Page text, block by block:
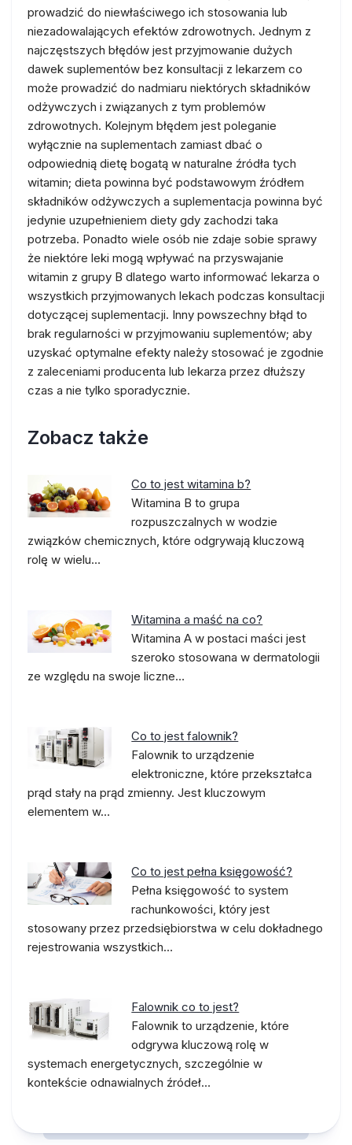
prowadzić do niewłaściwego ich stosowania lub
niezadowalających efektów zdrowotnych. Jednym z
najczęstszych błędów jest przyjmowanie dużych
dawek suplementów bez konsultacji z lekarzem co
może prowadzić do nadmiaru niektórych składników
odżywczych i związanych z tym problemów
zdrowotnych. Kolejnym błędem jest poleganie
wyłącznie na suplementach zamiast dbać o
odpowiednią dietę bogatą w naturalne źródła tych
witamin; dieta powinna być podstawowym źródłem
składników odżywczych a suplementacja powinna być
jedynie uzupełnieniem diety gdy zachodzi taka
potrzeba. Ponadto wiele osób nie zdaje sobie sprawy
że niektóre leki mogą wpływać na przyswajanie
witamin z grupy B dlatego warto informować lekarza o
wszystkich przyjmowanych lekach podczas konsultacji
dotyczącej suplementacji. Inny powszechny błąd to
brak regularności w przyjmowaniu suplementów; aby
uzyskać optymalne efekty należy stosować je zgodnie
z zaleceniami producenta lub lekarza przez dłuższy
czas a nie tylko sporadycznie.
Zobacz także
Co to jest witamina b?
Witamina B to grupa
rozpuszczalnych w wodzie
związków chemicznych, które odgrywają kluczową
rolę w wielu…
Witamina a maść na co?
Witamina A w postaci maści jest
szeroko stosowana w dermatologii
ze względu na swoje liczne…
Co to jest falownik?
Falownik to urządzenie
elektroniczne, które przekształca
prąd stały na prąd zmienny. Jest kluczowym
elementem w…
Co to jest pełna księgowość?
Pełna księgowość to system
rachunkowości, który jest
stosowany przez przedsiębiorstwa w celu dokładnego
rejestrowania wszystkich…
Falownik co to jest?
Falownik to urządzenie, które
odgrywa kluczową rolę w
systemach energetycznych, szczególnie w
kontekście odnawialnych źródeł…